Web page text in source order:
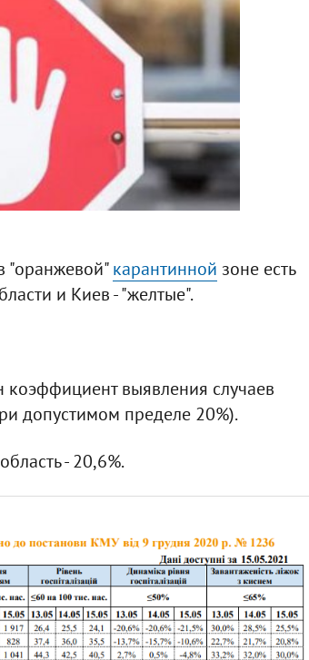
"оранжевой"карантинной зоне есть
и Киев - "желтые".
выявления случаев
допустимом пределе 20%).
- 20,6%.